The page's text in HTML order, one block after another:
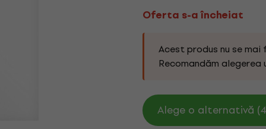
Oferta s-a încheiat
Acest produs nu se
Recomandăm alegerea
Alege o alternativă